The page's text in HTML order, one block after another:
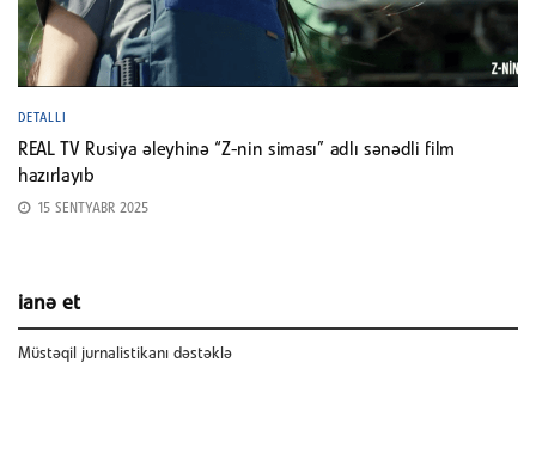
DETALLI
REAL TV Rusiya əleyhinə “Z-nin siması” adlı sənədli film
hazırlayıb
15 SENTYABR 2025
ianə et
Müstəqil jurnalistikanı dəstəklə